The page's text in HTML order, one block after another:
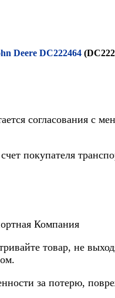
Deere DC222464
согласования с
покупателя
Компания
товар, не
за потерю,